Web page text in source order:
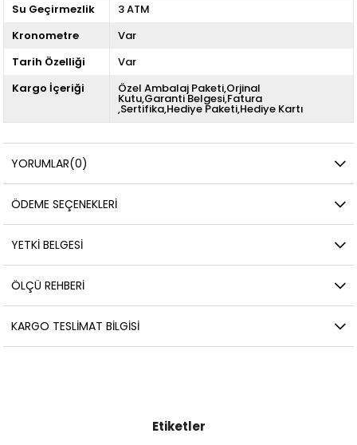
Su Geçirmezlik
3 ATM
Kronometre
Var
Tarih Özelliği
Var
Kargo İçeriği
Özel Ambalaj Paketi,Orjinal
Kutu,Garanti Belgesi,Fatura
,Sertifika,Hediye Paketi,Hediye Kartı
YORUMLAR(0)
ÖDEME SEÇENEKLERI
YETKİ BELGESİ
ÖLÇÜ REHBERI
KARGO TESLIMAT BILGISI
Etiketler